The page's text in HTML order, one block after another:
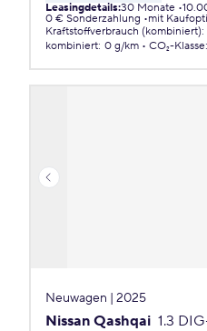
Leasingdetails:30 Monate
0 € Sonderzahlung
mit
Kraftstoffverbrauch (kombiniert):
kombiniert: 0 g/km CO₂-Klasse:
Neuwagen | 2025
Nissan Qashqai 1.3